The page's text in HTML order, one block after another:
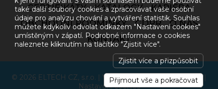
CERTIFIKÁTY KATALOGY
KARIÉRA
OBCHODNÍ PODMÍNKY
GDPR
O NÁS
KONTAKT
© 2026 ELTECH CZ, s.r.o. | Vytvořilo:Studio Maglen s.r.o. |
Nastavení cookies
také další soubory cookies a zpracovávat vaše osobní
údaje pro analýzu chování a vytváření statistik. Souhlas
můžete kdykoliv odvolat odkazem "Nastavení cookies"
umístěným v zápatí. Podrobné informace o cookies
naleznete kliknutím na tlačítko "Zjistit více".
Zjistit více a přizpůsobit
Přijmout vše a pokračovat